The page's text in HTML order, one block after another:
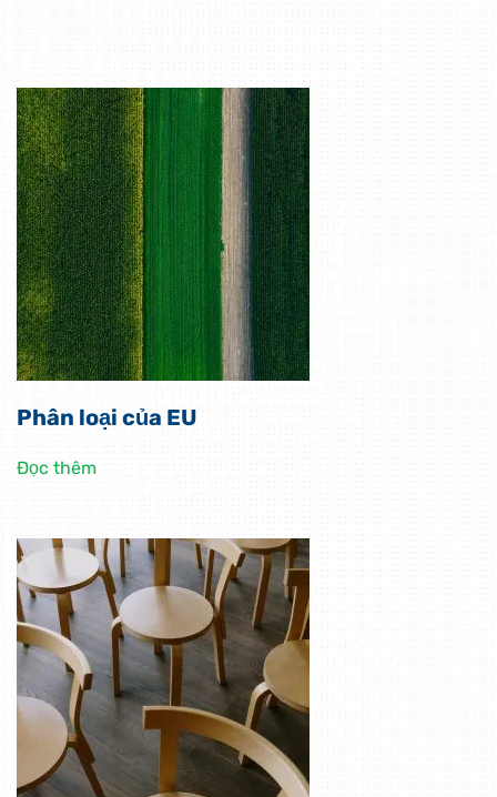
Phân loại của EU
Đọc thêm